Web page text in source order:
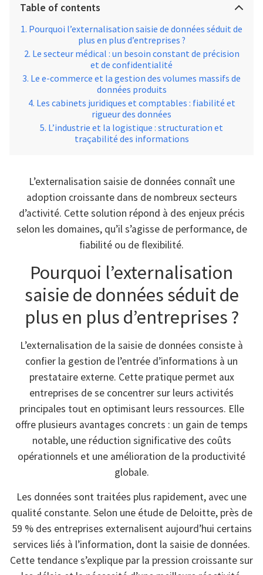
Table of contents
Pourquoi l’externalisation saisie de données séduit de
plus en plus d’entreprises ?
Le secteur médical : un besoin constant de précision
et de confidentialité
Le e-commerce et la gestion des volumes massifs de
données produits
Les cabinets juridiques et comptables : fiabilité et
rigueur des données
L’industrie et la logistique : structuration et
traçabilité des informations
L’externalisation saisie de données connaît une
adoption croissante dans de nombreux secteurs
d’activité. Cette solution répond à des enjeux précis
selon les domaines, qu’il s’agisse de performance, de
fiabilité ou de flexibilité.
Pourquoi l’externalisation
saisie de données séduit de
plus en plus d’entreprises ?
L’externalisation de la saisie de données consiste à
confier la gestion de l’entrée d’informations à un
prestataire externe. Cette pratique permet aux
entreprises de se concentrer sur leurs activités
principales tout en optimisant leurs ressources. Elle
offre plusieurs avantages concrets : un gain de temps
notable, une réduction significative des coûts
opérationnels et une amélioration de la productivité
globale.
Les données sont traitées plus rapidement, avec une
qualité constante. Selon une étude de Deloitte, près de
59 % des entreprises externalisent aujourd’hui certains
services liés à l’information, dont la saisie de données.
Cette tendance s’explique par la pression croissante sur